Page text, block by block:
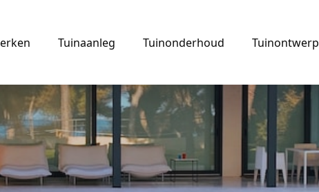
Tuinaanleg Tuinonderhoud Tuinontwerp